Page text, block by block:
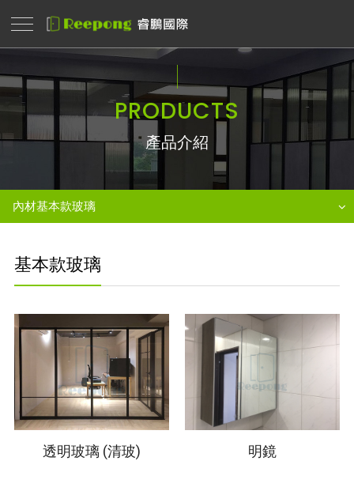
PRODUCTS
產品介紹
內材基本款玻璃
基本款玻璃
透明玻璃 (清玻) 明鏡